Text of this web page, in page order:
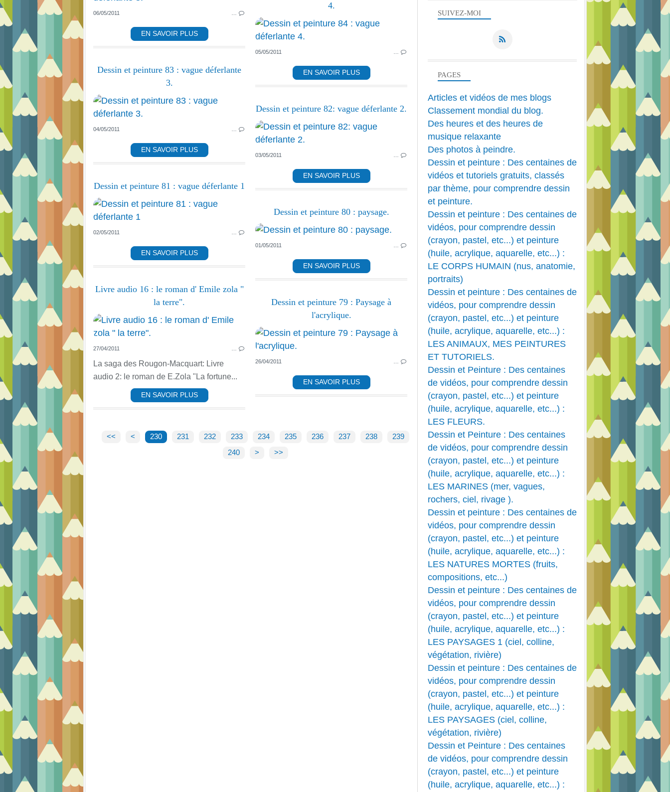
06/05/2011
EN SAVOIR PLUS
4.
05/05/2011
EN SAVOIR PLUS
Dessin et peinture 83 : vague déferlante
3.
PEINTURE ACRYLIQUE
04/05/2011
EN SAVOIR PLUS
Dessin et peinture 82: vague déferlante 2.
03/05/2011
EN SAVOIR PLUS
Dessin et peinture 81 : vague déferlante 1
PEINTURE ACRYLIQUE
02/05/2011
EN SAVOIR PLUS
Dessin et peinture 80 : paysage.
PEINTURE ACRYLIQUE
01/05/2011
EN SAVOIR PLUS
Livre audio 16 : le roman d' Emile zola "
la terre".
27/04/2011
La saga des Rougon-Macquart: Livre
audio 2: le roman de E.Zola "La fortune...
EN SAVOIR PLUS
Dessin et peinture 79 : Paysage à
l'acrylique.
PEINTURE ACRYLIQUE
26/04/2011
EN SAVOIR PLUS
<< < 200
210
220
230 231 232 233 234 235 236 237 238
239
240
> >>
SUIVEZ-MOI
PAGES
Articles et vidéos de mes blogs
Classement mondial du blog.
Des heures et des heures de
musique relaxante
Des photos à peindre.
Dessin et peinture : Des centaines de
vidéos et tutoriels gratuits, classés
par thème, pour comprendre dessin
et peinture.
Dessin et peinture : Des centaines de
vidéos, pour comprendre dessin
(crayon, pastel, etc...) et peinture
(huile, acrylique, aquarelle, etc...) :
LE CORPS HUMAIN (nus, anatomie,
portraits)
Dessin et peinture : Des centaines de
vidéos, pour comprendre dessin
(crayon, pastel, etc...) et peinture
(huile, acrylique, aquarelle, etc...) :
LES ANIMAUX, MES PEINTURES
ET TUTORIELS.
Dessin et Peinture : Des centaines
de vidéos, pour comprendre dessin
(crayon, pastel, etc...) et peinture
(huile, acrylique, aquarelle, etc...) :
LES FLEURS.
Dessin et Peinture : Des centaines
de vidéos, pour comprendre dessin
(crayon, pastel, etc...) et peinture
(huile, acrylique, aquarelle, etc...) :
LES MARINES (mer, vagues,
rochers, ciel, rivage ).
Dessin et peinture : Des centaines de
vidéos, pour comprendre dessin
(crayon, pastel, etc...) et peinture
(huile, acrylique, aquarelle, etc...) :
LES NATURES MORTES (fruits,
compositions, etc...)
Dessin et peinture : Des centaines de
vidéos, pour comprendre dessin
(crayon, pastel, etc...) et peinture
(huile, acrylique, aquarelle, etc...) :
LES PAYSAGES 1 (ciel, colline,
végétation, rivière)
Dessin et peinture : Des centaines de
vidéos, pour comprendre dessin
(crayon, pastel, etc...) et peinture
(huile, acrylique, aquarelle, etc...) :
LES PAYSAGES (ciel, colline,
végétation, rivière)
Dessin et Peinture : Des centaines
de vidéos, pour comprendre dessin
(crayon, pastel, etc...) et peinture
(huile, acrylique, aquarelle, etc...) :